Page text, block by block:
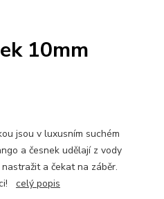
10mm
jsou v luxusním suchém
a česnek udělají z vody
a čekat na záběr.
celý popis